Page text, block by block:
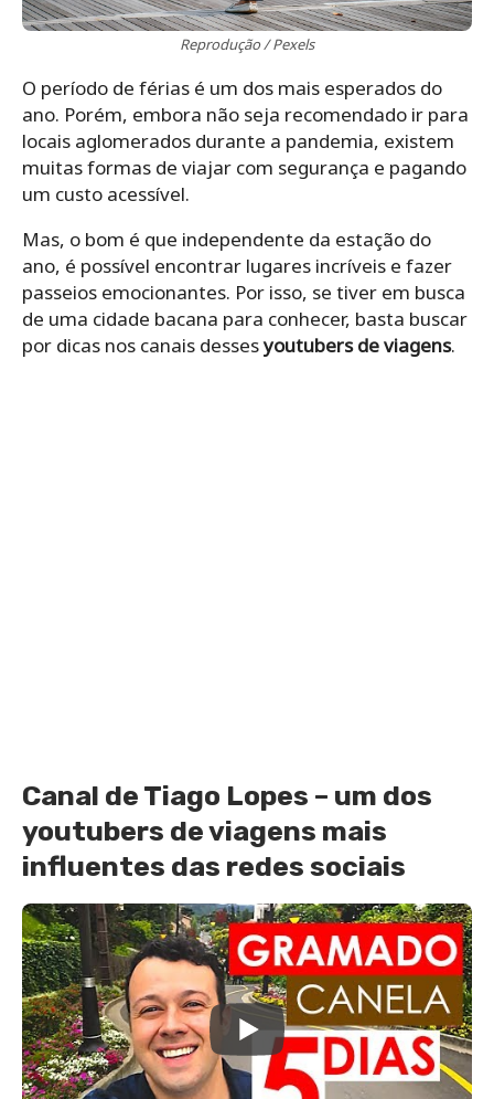
Reprodução / Pexels
O período de férias é um dos mais esperados do
ano. Porém, embora não seja recomendado ir para
locais aglomerados durante a pandemia, existem
muitas formas de viajar com segurança e pagando
um custo acessível.
Mas, o bom é que independente da estação do
ano, é possível encontrar lugares incríveis e fazer
passeios emocionantes. Por isso, se tiver em busca
de uma cidade bacana para conhecer, basta buscar
por dicas nos canais dessesyoutubers de viagens.
Canal de Tiago Lopes – um dos
youtubers de viagens mais
influentes das redes sociais